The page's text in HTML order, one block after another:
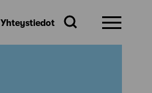
Yhteystiedot